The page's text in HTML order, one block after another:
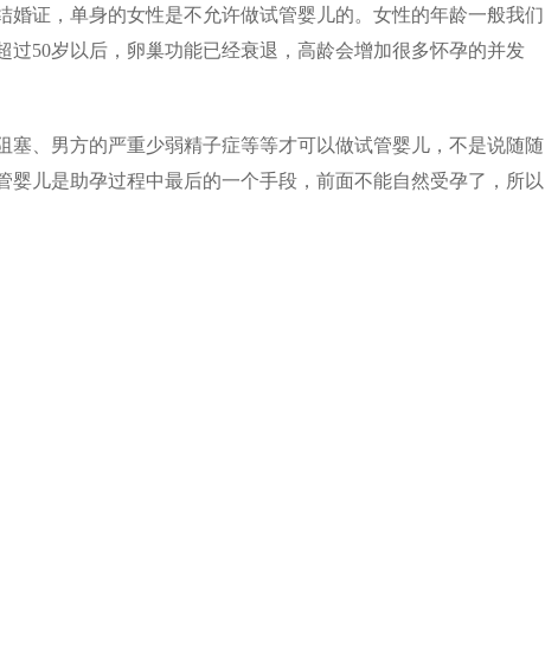
证，单身的女性是不允许做试管婴儿的。女性的年龄一般我们
50岁以后，卵巢功能已经衰退，高龄会增加很多怀孕的并发
、男方的严重少弱精子症等等才可以做试管婴儿，不是说随随
儿是助孕过程中最后的一个手段，前面不能自然受孕了，所以